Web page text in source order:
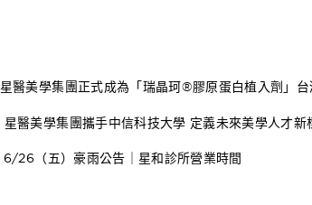
星醫美學集團正式成為「瑞晶珂®膠原蛋白植入劑」
星醫美學集團攜手中信科技大學 定義未來美學人才新
6/26（五）豪雨公告｜星和診所營業時間